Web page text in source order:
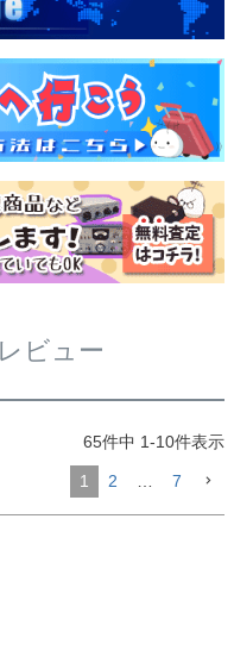
ビュー
65件中 1-10件表示
1 2 7